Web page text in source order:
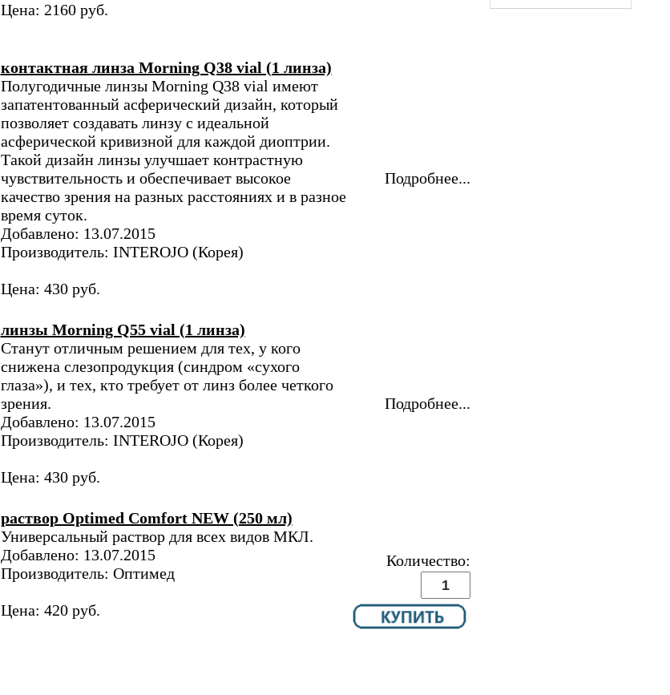
Цена: 2160 руб.
контактная линза Morning Q38 vial (1 линза)
Полугодичные линзы Morning Q38 vial имеют
запатентованный асферический дизайн, который
позволяет создавать линзу с идеальной
асферической кривизной для каждой диоптрии.
Такой дизайн линзы улучшает контрастную
чувствительность и обеспечивает высокое
качество зрения на разных расстояниях и в разное
время суток.
Добавлено: 13.07.2015
Производитель: INTEROJO (Корея)
Цена: 430 руб.
Подробнее...
линзы Morning Q55 vial (1 линза)
Станут отличным решением для тех, у кого
снижена слезопродукция (синдром «сухого
глаза»), и тех, кто требует от линз более четкого
зрения.
Добавлено: 13.07.2015
Производитель: INTEROJO (Корея)
Цена: 430 руб.
Подробнее...
раствор Optimed Comfort NEW (250 мл)
Универсальный раствор для всех видов МКЛ.
Добавлено: 13.07.2015
Производитель: Оптимед
Цена: 420 руб.
Количество: